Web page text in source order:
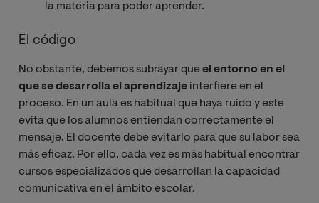
la materia para poder aprender.
El código
No obstante, debemos subrayar queel entorno en el
que se desarrolla el aprendizaje interfiere en el
proceso. En un aula es habitual que haya ruido y este
evita que los alumnos entiendan correctamente el
mensaje. El docente debe evitarlo para que su labor sea
más eficaz. Por ello, cada vez es más habitual encontrar
cursos especializados que desarrollan la capacidad
comunicativa en el ámbito escolar.